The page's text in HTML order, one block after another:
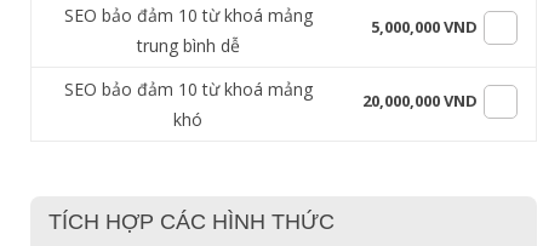
SEO bảo đảm 10 từ khoá mảng
trung bình dễ
5,000,000 VND
SEO bảo đảm 10 từ khoá mảng
khó
20,000,000 VND
TÍCH HỢP CÁC HÌNH THỨC